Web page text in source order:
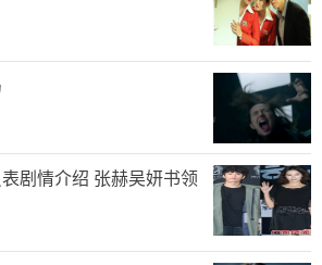
剧情介绍 张赫吴妍书领